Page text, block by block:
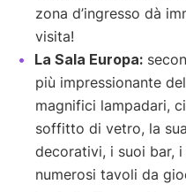
zona d’ingresso dà
visita!
La Sala Europa:
più impressionante
magnifici lampadari,
soffitto di vetro, la
decorativi, i suoi bar,
numerosi tavoli da